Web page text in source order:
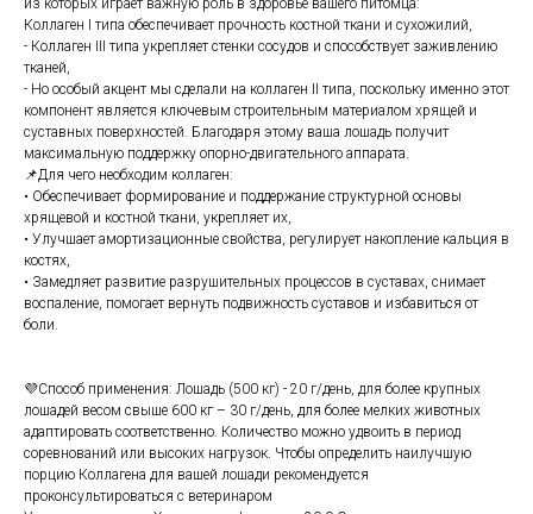
из которых играет важную роль в здоровье вашего питомца:
Коллаген I типа обеспечивает прочность костной ткани и сухожилий,
- Коллаген III типа укрепляет стенки сосудов и способствует заживлению
тканей,
- Но особый акцент мы сделали на коллаген II типа, поскольку именно этот
компонент является ключевым строительным материалом хрящей и
суставных поверхностей. Благодаря этому ваша лошадь получит
максимальную поддержку опорно-двигательного аппарата.
📌Для чего необходим коллаген:
• Обеспечивает формирование и поддержание структурной основы
хрящевой и костной ткани, укрепляет их,
• Улучшает амортизационные свойства, регулирует накопление кальция в
костях,
• Замедляет развитие разрушительных процессов в суставах, снимает
воспаление, помогает вернуть подвижность суставов и избавиться от
боли.
💜Способ применения: Лошадь (500 кг) - 20 г/день, для более крупных
лошадей весом свыше 600 кг – 30 г/день, для более мелких животных
адаптировать соответственно. Количество можно удвоить в период
соревнований или высоких нагрузок. Чтобы определить наилучшую
порцию Коллагена для вашей лошади рекомендуется
проконсультироваться с ветеринаром